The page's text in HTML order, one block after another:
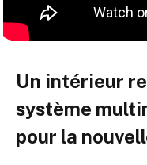
Un intérieur
système
pour la